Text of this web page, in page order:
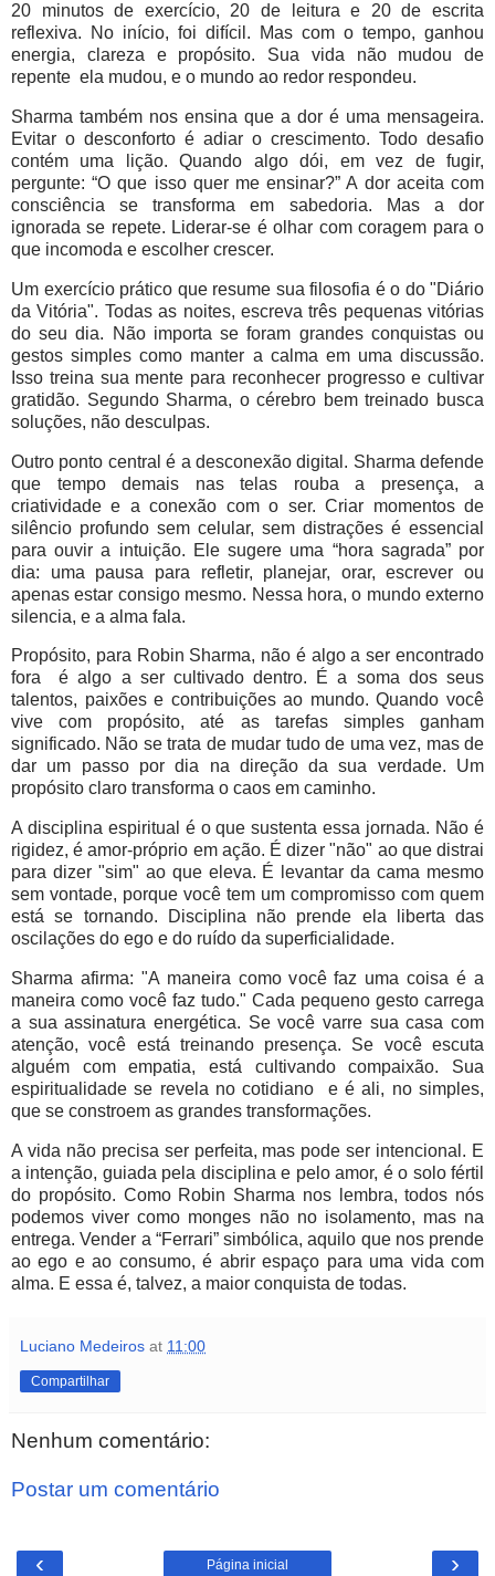
20 minutos de exercício, 20 de leitura e 20 de escrita
reflexiva. No início, foi difícil. Mas com o tempo, ganhou
energia, clareza e propósito. Sua vida não mudou de
repente ela mudou, e o mundo ao redor respondeu.
Sharma também nos ensina que a dor é uma mensageira.
Evitar o desconforto é adiar o crescimento. Todo desafio
contém uma lição. Quando algo dói, em vez de fugir,
pergunte: “O que isso quer me ensinar?” A dor aceita com
consciência se transforma em sabedoria. Mas a dor
ignorada se repete. Liderar-se é olhar com coragem para o
que incomoda e escolher crescer.
Um exercício prático que resume sua filosofia é o do "Diário
da Vitória". Todas as noites, escreva três pequenas vitórias
do seu dia. Não importa se foram grandes conquistas ou
gestos simples como manter a calma em uma discussão.
Isso treina sua mente para reconhecer progresso e cultivar
gratidão. Segundo Sharma, o cérebro bem treinado busca
soluções, não desculpas.
Outro ponto central é a desconexão digital. Sharma defende
que tempo demais nas telas rouba a presença, a
criatividade e a conexão com o ser. Criar momentos de
silêncio profundo sem celular, sem distrações é essencial
para ouvir a intuição. Ele sugere uma “hora sagrada” por
dia: uma pausa para refletir, planejar, orar, escrever ou
apenas estar consigo mesmo. Nessa hora, o mundo externo
silencia, e a alma fala.
Propósito, para Robin Sharma, não é algo a ser encontrado
fora é algo a ser cultivado dentro. É a soma dos seus
talentos, paixões e contribuições ao mundo. Quando você
vive com propósito, até as tarefas simples ganham
significado. Não se trata de mudar tudo de uma vez, mas de
dar um passo por dia na direção da sua verdade. Um
propósito claro transforma o caos em caminho.
A disciplina espiritual é o que sustenta essa jornada. Não é
rigidez, é amor-próprio em ação. É dizer "não" ao que distrai
para dizer "sim" ao que eleva. É levantar da cama mesmo
sem vontade, porque você tem um compromisso com quem
está se tornando. Disciplina não prende ela liberta das
oscilações do ego e do ruído da superficialidade.
Sharma afirma: "A maneira como você faz uma coisa é a
maneira como você faz tudo." Cada pequeno gesto carrega
a sua assinatura energética. Se você varre sua casa com
atenção, você está treinando presença. Se você escuta
alguém com empatia, está cultivando compaixão. Sua
espiritualidade se revela no cotidiano e é ali, no simples,
que se constroem as grandes transformações.
A vida não precisa ser perfeita, mas pode ser intencional. E
a intenção, guiada pela disciplina e pelo amor, é o solo fértil
do propósito. Como Robin Sharma nos lembra, todos nós
podemos viver como monges não no isolamento, mas na
entrega. Vender a “Ferrari” simbólica, aquilo que nos prende
ao ego e ao consumo, é abrir espaço para uma vida com
alma. E essa é, talvez, a maior conquista de todas.
Luciano Medeiros at 11:00
Compartilhar
Nenhum comentário:
Postar um comentário
‹ ›
Página inicial